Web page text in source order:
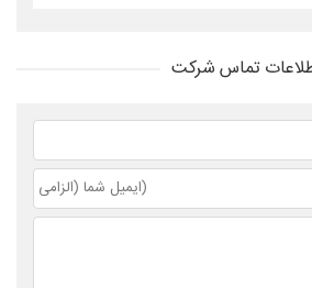
تماس شرکت